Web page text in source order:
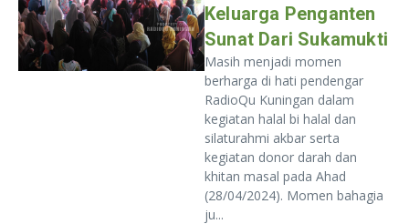
Keluarga Penganten
Sunat Dari Sukamukti
Masih menjadi momen
berharga di hati pendengar
RadioQu Kuningan dalam
kegiatan halal bi halal dan
silaturahmi akbar serta
kegiatan donor darah dan
khitan masal pada Ahad
(28/04/2024). Momen bahagia
ju...